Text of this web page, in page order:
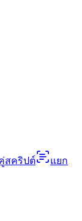
สคริปต์
แยก